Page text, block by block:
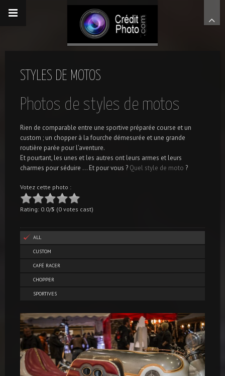
STYLES DE MOTOS
Photos de styles de motos
Rien de comparable entre une sportive préparée course et un
custom ; un chopper à la fourche démesurée et une grande
routière parée pour l’aventure.
Et pourtant, les unes et les autres ont leurs armes et leurs
charmes pour séduire … Et pour vous ? Quel style de moto ?
Votez cette photo :
Rating: 0.0/5 (0 votes cast)
ALL
CUSTOM
CAFÉ RACER
CHOPPER
SPORTIVES